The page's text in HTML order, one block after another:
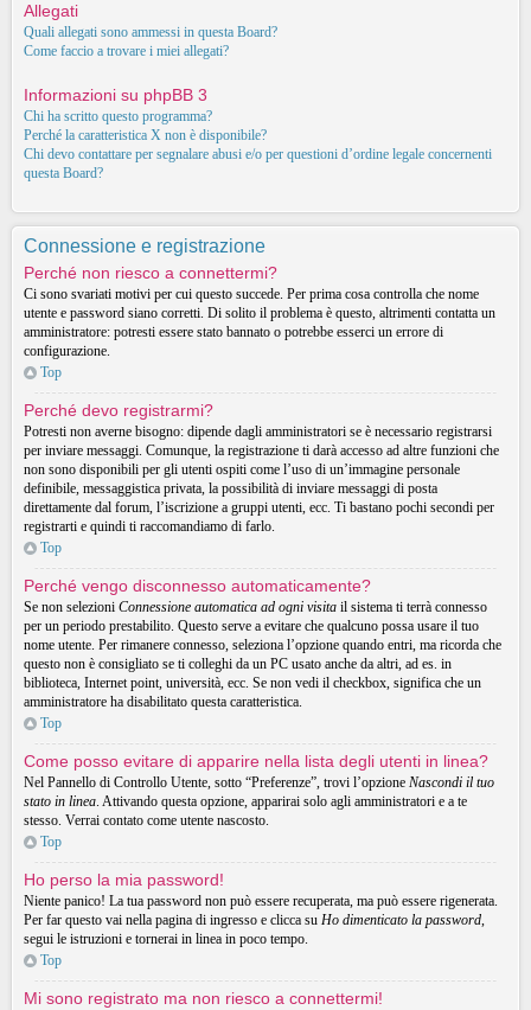
Allegati
Quali allegati sono ammessi in questa Board?
Come faccio a trovare i miei allegati?
Informazioni su phpBB 3
Chi ha scritto questo programma?
Perché la caratteristica X non è disponibile?
Chi devo contattare per segnalare abusi e/o per questioni d’ordine legale concernenti
questa Board?
Connessione e registrazione
Perché non riesco a connettermi?
Ci sono svariati motivi per cui questo succede. Per prima cosa controlla che nome
utente e password siano corretti. Di solito il problema è questo, altrimenti contatta un
amministratore: potresti essere stato bannato o potrebbe esserci un errore di
configurazione.
Top
Perché devo registrarmi?
Potresti non averne bisogno: dipende dagli amministratori se è necessario registrarsi
per inviare messaggi. Comunque, la registrazione ti darà accesso ad altre funzioni che
non sono disponibili per gli utenti ospiti come l’uso di un’immagine personale
definibile, messaggistica privata, la possibilità di inviare messaggi di posta
direttamente dal forum, l’iscrizione a gruppi utenti, ecc. Ti bastano pochi secondi per
registrarti e quindi ti raccomandiamo di farlo.
Top
Perché vengo disconnesso automaticamente?
Se non selezioni Connessione automatica ad ogni visita il sistema ti terrà connesso
per un periodo prestabilito. Questo serve a evitare che qualcuno possa usare il tuo
nome utente. Per rimanere connesso, seleziona l’opzione quando entri, ma ricorda che
questo non è consigliato se ti colleghi da un PC usato anche da altri, ad es. in
biblioteca, Internet point, università, ecc. Se non vedi il checkbox, significa che un
amministratore ha disabilitato questa caratteristica.
Top
Come posso evitare di apparire nella lista degli utenti in linea?
Nel Pannello di Controllo Utente, sotto “Preferenze”, trovi l’opzione Nascondi il tuo
stato in linea. Attivando questa opzione, apparirai solo agli amministratori e a te
stesso. Verrai contato come utente nascosto.
Top
Ho perso la mia password!
Niente panico! La tua password non può essere recuperata, ma può essere rigenerata.
Per far questo vai nella pagina di ingresso e clicca su Ho dimenticato la password,
segui le istruzioni e tornerai in linea in poco tempo.
Top
Mi sono registrato ma non riesco a connettermi!